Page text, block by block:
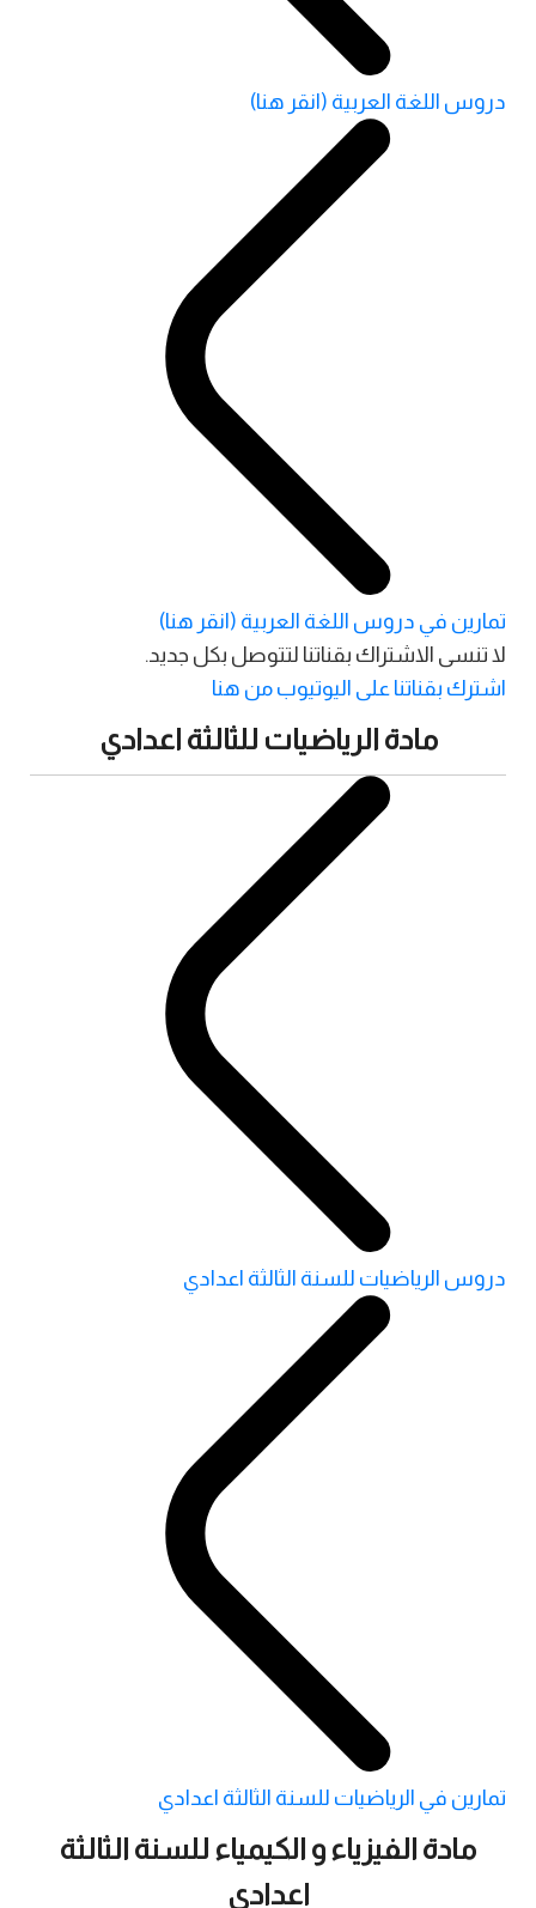
دروس اللغة العربية (انقر هنا)
تمارين في دروس اللغة العربية (انقر هنا)
لا تنسى الاشتراك بقناتنا لتتوصل بكل جديد.
اشترك بقناتنا على اليوتيوب من هنا
مادة الرياضيات للثالثة اعدادي
دروس الرياضيات للسنة الثالثة اعدادي
تمارين في الرياضيات للسنة الثالثة اعدادي
مادة الفيزياء و الكيمياء للسنة الثالثة
اعدادي